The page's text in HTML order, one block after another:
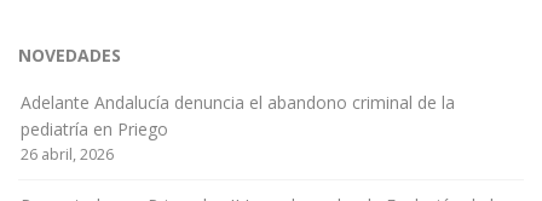
NOVEDADES
Adelante Andalucía denuncia el abandono criminal de la
pediatría en Priego
26 abril, 2026